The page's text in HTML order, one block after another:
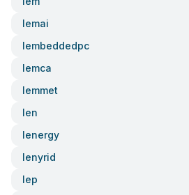
Iemai
Iembeddedpc
Iemca
Iemmet
Ien
Ienergy
Ienyrid
Iep